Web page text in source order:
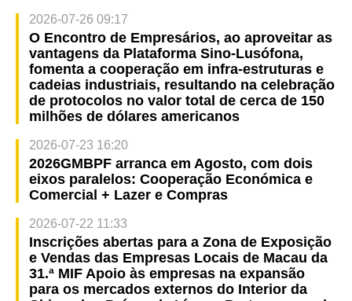
2026-07-26 09:17
O Encontro de Empresários, ao aproveitar as
vantagens da Plataforma Sino-Lusófona,
fomenta a cooperação em infra-estruturas e
cadeias industriais, resultando na celebração
de protocolos no valor total de cerca de 150
milhões de dólares americanos
2026-07-23 16:20
2026GMBPF arranca em Agosto, com dois
eixos paralelos: Cooperação Económica e
Comercial + Lazer e Compras
2026-07-22 11:33
Inscrições abertas para a Zona de Exposição
e Vendas das Empresas Locais de Macau da
31.ª MIF Apoio às empresas na expansão
para os mercados externos do Interior da